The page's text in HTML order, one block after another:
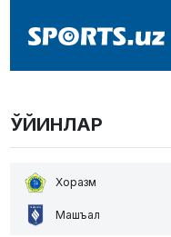
ЎЙИНЛАР
Хоразм
Машъал